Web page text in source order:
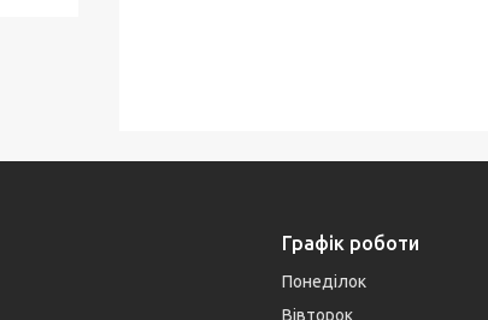
Графік роботи
Понеділок
Вівторок